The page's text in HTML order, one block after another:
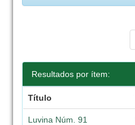
Resultados por ítem:
Título
Luvina Núm. 91